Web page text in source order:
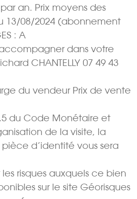
par an. Prix moyens des
13/08/2024 (abonnement
: A
dans votre
CHANTELLY 07 49 43
du vendeur Prix de vente
du Code Monétaire et
de la visite, la
d’identité vous sera
les risques auxquels ce bien
sur le site Géorisques